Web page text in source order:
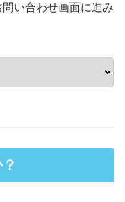
い合わせ画面に進み